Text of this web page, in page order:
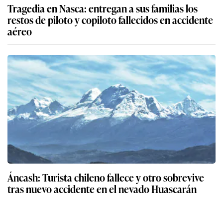
Tragedia en Nasca: entregan a sus familias los
restos de piloto y copiloto fallecidos en accidente
aéreo
Áncash: Turista chileno fallece y otro sobrevive
tras nuevo accidente en el nevado Huascarán